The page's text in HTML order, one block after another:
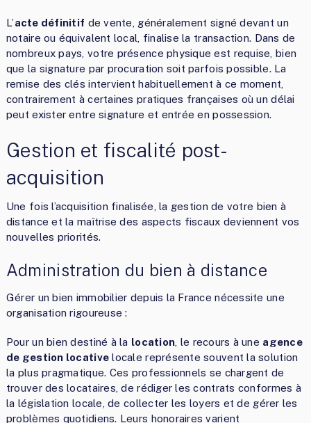
L’acte définitif de vente, généralement signé devant un
notaire ou équivalent local, finalise la transaction. Dans de
nombreux pays, votre présence physique est requise, bien
que la signature par procuration soit parfois possible. La
remise des clés intervient habituellement à ce moment,
contrairement à certaines pratiques françaises où un délai
peut exister entre signature et entrée en possession.
Gestion et fiscalité post-
acquisition
Une fois l’acquisition finalisée, la gestion de votre bien à
distance et la maîtrise des aspects fiscaux deviennent vos
nouvelles priorités.
Administration du bien à distance
Gérer un bien immobilier depuis la France nécessite une
organisation rigoureuse :
Pour un bien destiné à la location , le recours à une agence
de gestion locative locale représente souvent la solution
la plus pragmatique. Ces professionnels se chargent de
trouver des locataires, de rédiger les contrats conformes à
la législation locale, de collecter les loyers et de gérer les
problèmes quotidiens. Leurs honoraires varient